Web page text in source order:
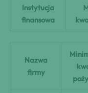
Instytucja
finansowa
Nazwa
firmy